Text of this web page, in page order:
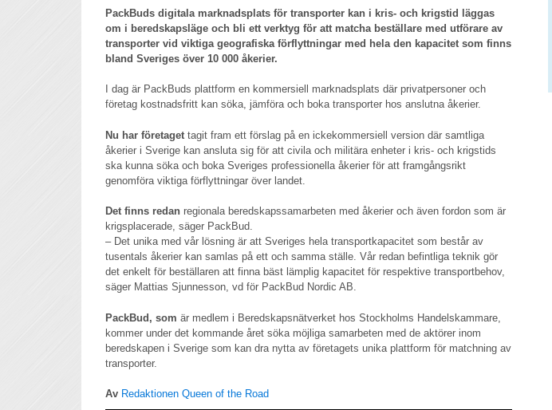
PackBuds digitala marknadsplats för transporter kan i kris- och krigstid läggas
om i beredskapsläge och bli ett verktyg för att matcha beställare med utförare av
transporter vid viktiga geografiska förflyttningar med hela den kapacitet som finns
bland Sveriges över 10 000 åkerier.
I dag är PackBuds plattform en kommersiell marknadsplats där privatpersoner och
företag kostnadsfritt kan söka, jämföra och boka transporter hos anslutna åkerier.
Nu har företaget tagit fram ett förslag på en ickekommersiell version där samtliga
åkerier i Sverige kan ansluta sig för att civila och militära enheter i kris- och krigstids
ska kunna söka och boka Sveriges professionella åkerier för att framgångsrikt
genomföra viktiga förflyttningar över landet.
Det finns redan regionala beredskapssamarbeten med åkerier och även fordon som är
krigsplacerade, säger PackBud.
– Det unika med vår lösning är att Sveriges hela transportkapacitet som består av
tusentals åkerier kan samlas på ett och samma ställe. Vår redan befintliga teknik gör
det enkelt för beställaren att finna bäst lämplig kapacitet för respektive transportbehov,
säger Mattias Sjunnesson, vd för PackBud Nordic AB.
PackBud, som är medlem i Beredskapsnätverket hos Stockholms Handelskammare,
kommer under det kommande året söka möjliga samarbeten med de aktörer inom
beredskapen i Sverige som kan dra nytta av företagets unika plattform för matchning av
transporter.
Av Redaktionen Queen of the Road